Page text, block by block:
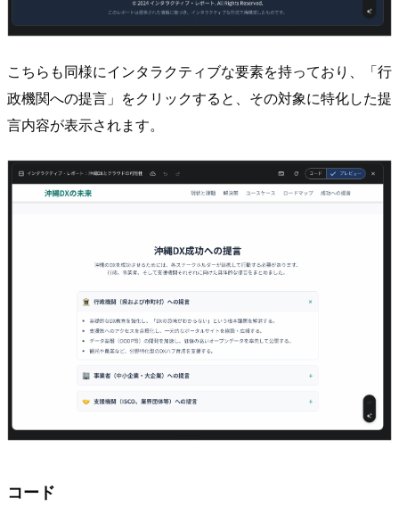
こちらも同様にインタラクティブな要素を持っており、「行
政機関への提言」をクリックすると、その対象に特化した提
言内容が表示されます。
コード